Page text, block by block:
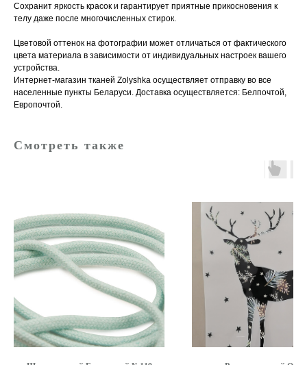
Сохранит яркость красок и гарантирует приятные прикосновения к
телу даже после многочисленных стирок.
Цветовой оттенок на фотографии может отличаться от фактического
цвета материала в зависимости от индивидуальных настроек вашего
устройства.
Интернет-магазин тканей Zolyshka осуществляет отправку во все
населенные пункты Беларуси. Доставка осуществляется: Белпочтой,
Европочтой.
Смотреть также